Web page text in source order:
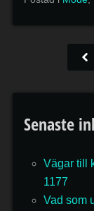
Senaste
Vägar till
1177
Vad som